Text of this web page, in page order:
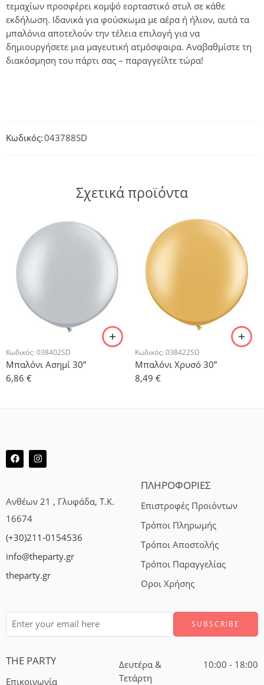
τεμαχίων προσφέρει κομψό εορταστικό στυλ σε κάθε
εκδήλωση. Ιδανικά για φούσκωμα με αέρα ή ήλιον, αυτά τα
μπαλόνια αποτελούν την τέλεια επιλογή για να
δημιουργήσετε μια μαγευτική ατμόσφαιρα. Αναβαθμίστε τη
διακόσμηση του πάρτι σας – παραγγείλτε τώρα!
Κωδικός:043788SD
Σχετικά προϊόντα
Κωδικός: 038402SD
Μπαλόνι Ασημί 30”
6,86 €
Κωδικός: 038422SD
Μπαλόνι Χρυσό 30”
8,49 €
Ανθέων 21 , Γλυφάδα, Τ.Κ.
16674
(+30)211-0154536
info@theparty.gr
theparty.gr
ΠΛΗΡΟΦΟΡΙΕΣ
Επιστροφές Προιόντων
Τρόποι Πληρωμής
Τρόποι Αποστολής
Τρόποι Παραγγελίας
Οροι Χρήσης
THE PARTY
Επικοινωνία
Δευτέρα &
Τετάρτη
10:00 - 18:00